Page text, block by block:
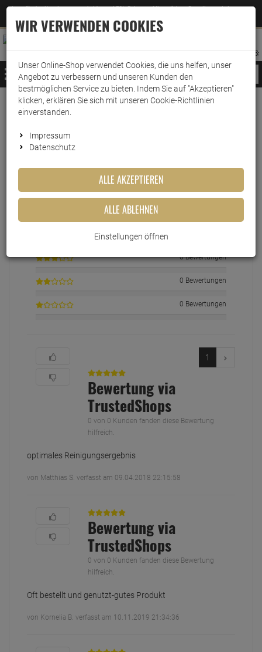
Jetzt für den Newsletter entscheiden und 5% Rabatt auf Ihre nächste Bestellung erhalten
–Zum Newsletter
ANMELDEN
AUFKLAPPEN
MERKZETTEL
WARENKORB:
MENÜ
Echte
EINLOGGEN UND BEWERTUNG SCHREIBEN
0 Bewertungen
0 Bewertungen
0 Bewertungen
1
Bewertung via
TrustedShops
0 von 0 Kunden fanden diese Bewertung
hilfreich.
optimales Reinigungsergebnis
von Matthias S. verfasst am 09.04.2018 22:15:58
Bewertung via
TrustedShops
0 von 0 Kunden fanden diese Bewertung
hilfreich.
Oft bestellt und genutzt-gutes Produkt
von Kornelia B. verfasst am 10.11.2019 21:34:36
WIR VERWENDEN COOKIES
Unser Online-Shop verwendet Cookies, die uns helfen, unser
Angebot zu verbessern und unseren Kunden den
bestmöglichen Service zu bieten. Indem Sie auf "Akzeptieren"
klicken, erklären Sie sich mit unseren Cookie-Richtlinien
einverstanden.
Impressum
Datenschutz
ALLE AKZEPTIEREN
ALLE ABLEHNEN
Einstellungen öffnen